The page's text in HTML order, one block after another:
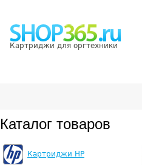
Картриджи для оргтехники
Каталог товаров
Картриджи HP